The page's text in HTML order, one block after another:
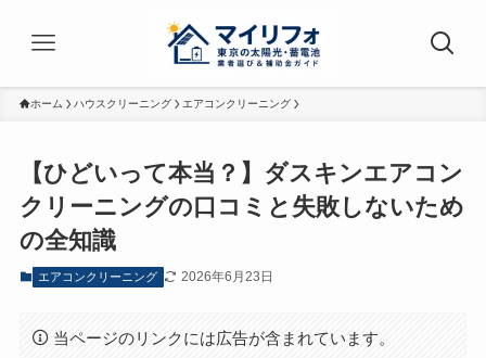
ホーム ハウスクリーニング エアコンクリーニング
【ひどいって本当？】ダスキンエアコン
クリーニングの口コミと失敗しないため
の全知識
エアコンクリーニング 2026年6月23日
当ページのリンクには広告が含まれています。